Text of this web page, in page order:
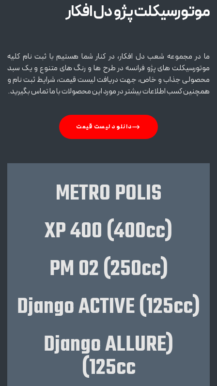
موتورسیکلت پژو دل افکار
ما در مجموعه شعب دل افکار، در کنار شما هستیم با ثبت نام کلیه
موتورسیکلت های پژو فرانسه در طرح ها و رنگ های متنوع و یک سبد
محصولی جذاب و خاص، جهت دریافت لیست قیمت، شرایط ثبت نام و
همچنین کسب اطلاعات بیشتر در مورد این محصولات با ما تماس بگیرید.
دانلود لیست قیمت
METRO POLIS
(XP 400 (400cc
PM 02 (250cc)
(Django ACTIVE (125cc
(Django ALLURE
(125cc